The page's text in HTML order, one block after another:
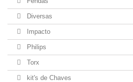
Diversas
Impacto
Philips
Torx
kit's de Chaves